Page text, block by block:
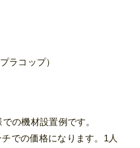
ラコップ）
の機材設置例です。
での価格になります。1人